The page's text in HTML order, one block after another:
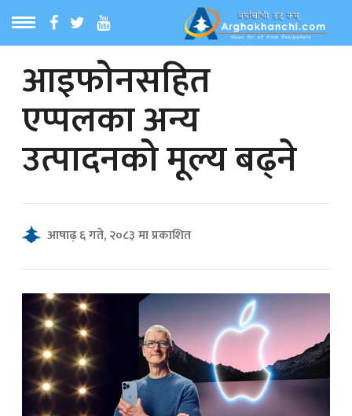
MENU
समाचार
समाचार
आइफोनसहित
एप्पलका अन्य
उत्पादनको मूल्य बढ्ने
आषाढ़ ६ गते, २०८३ मा प्रकाशित